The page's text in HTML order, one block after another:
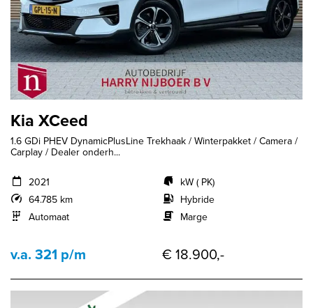
Kia XCeed
1.6 GDi PHEV DynamicPlusLine Trekhaak / Winterpakket / Camera /
Carplay / Dealer onderh...
2021
64.785 km
Automaat
kW ( PK)
Hybride
Marge
v.a. 321 p/m € 18.900,-